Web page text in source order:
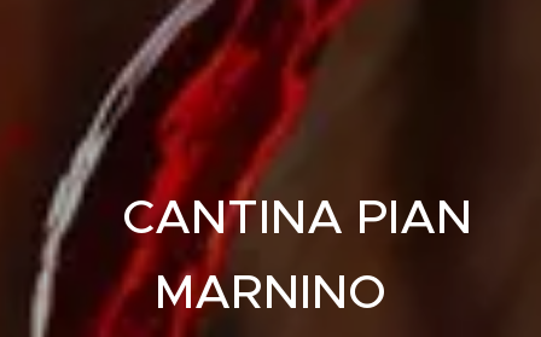
CANTINA PIAN
MARNINO